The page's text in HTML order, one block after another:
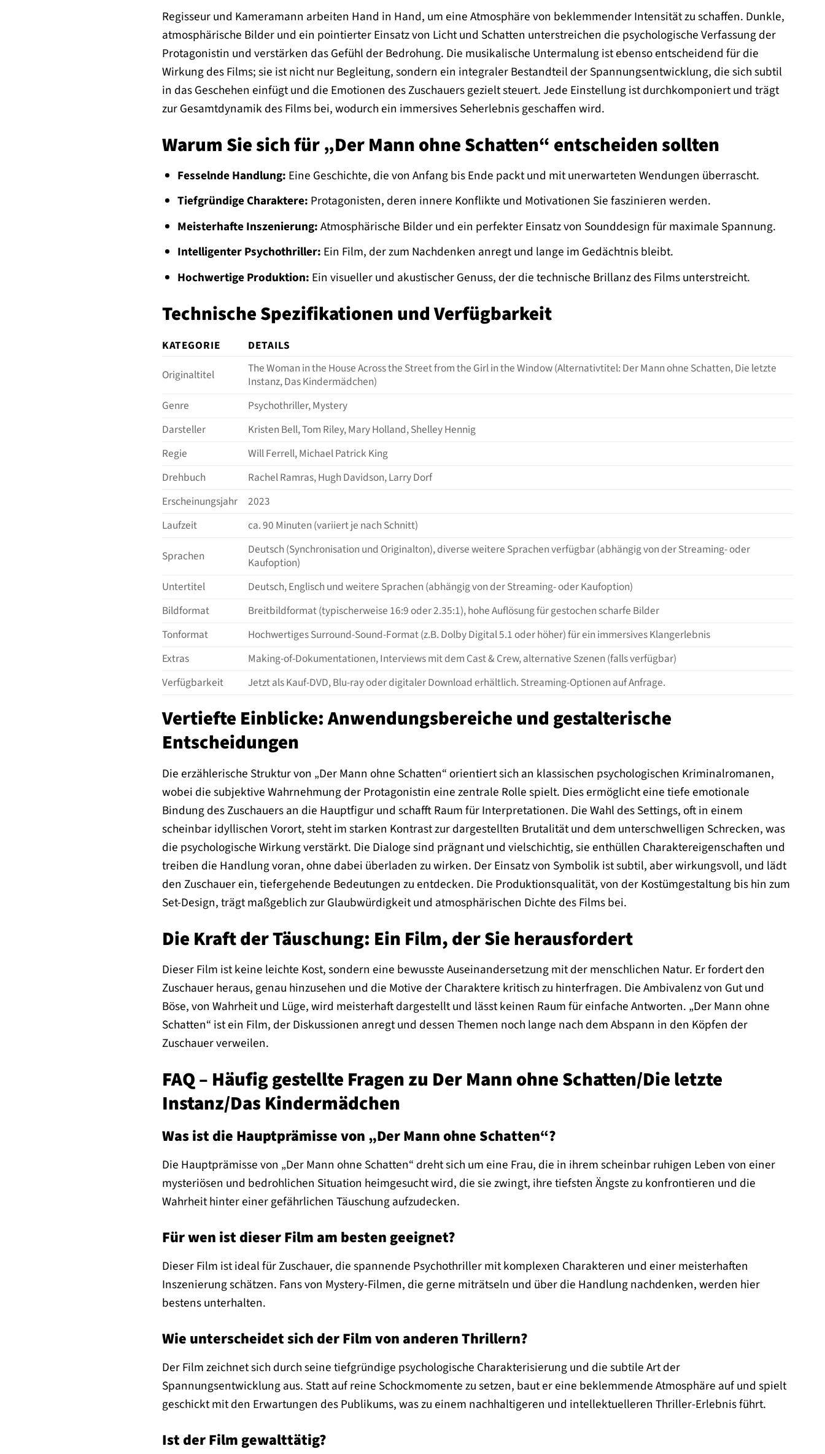
Regisseur und Kameramann arbeiten Hand in Hand, um eine Atmosphäre von beklemmender Intensität zu schaffen. Dunkle,
atmosphärische Bilder und ein pointierter Einsatz von Licht und Schatten unterstreichen die psychologische Verfassung der
Protagonistin und verstärken das Gefühl der Bedrohung. Die musikalische Untermalung ist ebenso entscheidend für die
Wirkung des Films; sie ist nicht nur Begleitung, sondern ein integraler Bestandteil der Spannungsentwicklung, die sich subtil
in das Geschehen einfügt und die Emotionen des Zuschauers gezielt steuert. Jede Einstellung ist durchkomponiert und trägt
zur Gesamtdynamik des Films bei, wodurch ein immersives Seherlebnis geschaffen wird.
Warum Sie sich für „Der Mann ohne Schatten“ entscheiden sollten
Fesselnde Handlung: Eine Geschichte, die von Anfang bis Ende packt und mit unerwarteten Wendungen überrascht.
Tiefgründige Charaktere: Protagonisten, deren innere Konflikte und Motivationen Sie faszinieren werden.
Meisterhafte Inszenierung:Atmosphärische Bilder und ein perfekter Einsatz von Sounddesign für maximale Spannung.
Intelligenter Psychothriller: Ein Film, der zum Nachdenken anregt und lange im Gedächtnis bleibt.
Hochwertige Produktion: Ein visueller und akustischer Genuss, der die technische Brillanz des Films unterstreicht.
Technische Spezifikationen und Verfügbarkeit
KATEGORIE
DETAILS
Originaltitel
The Woman in the House Across the Street from the Girl in the Window (Alternativtitel: Der Mann ohne Schatten, Die letzte
Instanz, Das Kindermädchen)
Genre
Psychothriller, Mystery
Darsteller
Kristen Bell, Tom Riley, Mary Holland, Shelley Hennig
Regie
Will Ferrell, Michael Patrick King
Drehbuch
Rachel Ramras, Hugh Davidson, Larry Dorf
Erscheinungsjahr
2023
Laufzeit
ca. 90 Minuten (variiert je nach Schnitt)
Sprachen
Deutsch (Synchronisation und Originalton), diverse weitere Sprachen verfügbar (abhängig von der Streaming- oder
Kaufoption)
Untertitel
Deutsch, Englisch und weitere Sprachen (abhängig von der Streaming- oder Kaufoption)
Bildformat
Breitbildformat (typischerweise 16:9 oder 2.35:1), hohe Auflösung für gestochen scharfe Bilder
Tonformat
Hochwertiges Surround-Sound-Format (z.B. Dolby Digital 5.1 oder höher) für ein immersives Klangerlebnis
Extras
Making-of-Dokumentationen, Interviews mit dem Cast & Crew, alternative Szenen (falls verfügbar)
Verfügbarkeit
Jetzt als Kauf-DVD, Blu-ray oder digitaler Download erhältlich. Streaming-Optionen auf Anfrage.
Vertiefte Einblicke: Anwendungsbereiche und gestalterische
Entscheidungen
Die erzählerische Struktur von „Der Mann ohne Schatten“ orientiert sich an klassischen psychologischen Kriminalromanen,
wobei die subjektive Wahrnehmung der Protagonistin eine zentrale Rolle spielt. Dies ermöglicht eine tiefe emotionale
Bindung des Zuschauers an die Hauptfigur und schafft Raum für Interpretationen. Die Wahl des Settings, oft in einem
scheinbar idyllischen Vorort, steht im starken Kontrast zur dargestellten Brutalität und dem unterschwelligen Schrecken, was
die psychologische Wirkung verstärkt. Die Dialoge sind prägnant und vielschichtig, sie enthüllen Charaktereigenschaften und
treiben die Handlung voran, ohne dabei überladen zu wirken. Der Einsatz von Symbolik ist subtil, aber wirkungsvoll, und lädt
den Zuschauer ein, tiefergehende Bedeutungen zu entdecken. Die Produktionsqualität, von der Kostümgestaltung bis hin zum
Set-Design, trägt maßgeblich zur Glaubwürdigkeit und atmosphärischen Dichte des Films bei.
Die Kraft der Täuschung: Ein Film, der Sie herausfordert
Dieser Film ist keine leichte Kost, sondern eine bewusste Auseinandersetzung mit der menschlichen Natur. Er fordert den
Zuschauer heraus, genau hinzusehen und die Motive der Charaktere kritisch zu hinterfragen. Die Ambivalenz von Gut und
Böse, von Wahrheit und Lüge, wird meisterhaft dargestellt und lässt keinen Raum für einfache Antworten. „Der Mann ohne
Schatten“ ist ein Film, der Diskussionen anregt und dessen Themen noch lange nach dem Abspann in den Köpfen der
Zuschauer verweilen.
FAQ – Häufig gestellte Fragen zu Der Mann ohne Schatten/Die letzte
Instanz/Das Kindermädchen
Was ist die Hauptprämisse von „Der Mann ohne Schatten“?
Die Hauptprämisse von „Der Mann ohne Schatten“ dreht sich um eine Frau, die in ihrem scheinbar ruhigen Leben von einer
mysteriösen und bedrohlichen Situation heimgesucht wird, die sie zwingt, ihre tiefsten Ängste zu konfrontieren und die
Wahrheit hinter einer gefährlichen Täuschung aufzudecken.
Für wen ist dieser Film am besten geeignet?
Dieser Film ist ideal für Zuschauer, die spannende Psychothriller mit komplexen Charakteren und einer meisterhaften
Inszenierung schätzen. Fans von Mystery-Filmen, die gerne miträtseln und über die Handlung nachdenken, werden hier
bestens unterhalten.
Wie unterscheidet sich der Film von anderen Thrillern?
Der Film zeichnet sich durch seine tiefgründige psychologische Charakterisierung und die subtile Art der
Spannungsentwicklung aus. Statt auf reine Schockmomente zu setzen, baut er eine beklemmende Atmosphäre auf und spielt
geschickt mit den Erwartungen des Publikums, was zu einem nachhaltigeren und intellektuelleren Thriller-Erlebnis führt.
Ist der Film gewalttätig?